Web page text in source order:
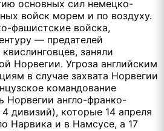
основных сил немецко-
войск морем и по воздуху.
фашистские войска,
— предателей
заняли
Норвегии. Угроза английским
в случае захвата Норвегии
командование
Норвегии англо-франко-
дивизий), которые 14 апреля
Нарвика и в Намсусе, а 17